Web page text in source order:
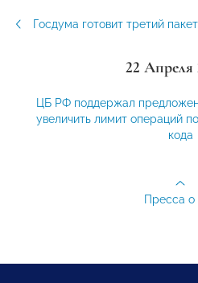
Госдума готовит третий
22 Апреля
ЦБ РФ поддержал
увеличить лимит операций
кода
Пресса о